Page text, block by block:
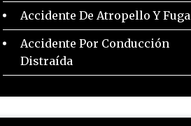
Accidente De Atropello Y Fuga
Accidente Por Conducción
Distraída